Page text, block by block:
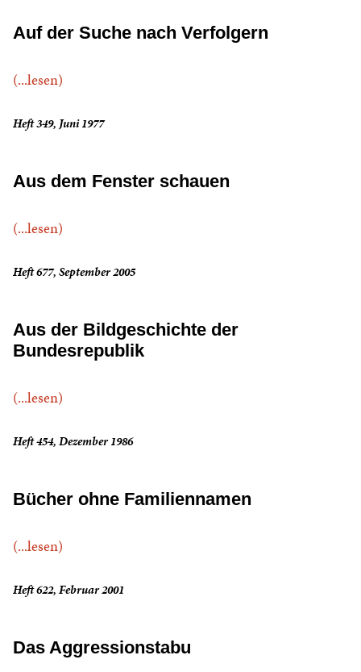
Auf der Suche nach Verfolgern
(...lesen)
Heft 349, Juni 1977
Aus dem Fenster schauen
(...lesen)
Heft 677, September 2005
Aus der Bildgeschichte der
Bundesrepublik
(...lesen)
Heft 454, Dezember 1986
Bücher ohne Familiennamen
(...lesen)
Heft 622, Februar 2001
Das Aggressionstabu